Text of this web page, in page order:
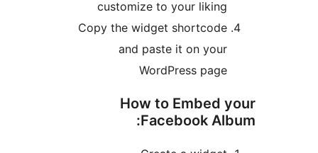
customize to your
Copy the widget
How to